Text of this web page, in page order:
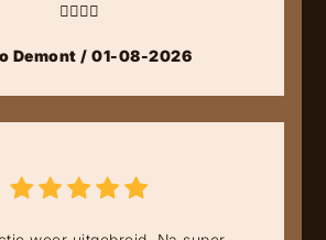
👍🏻👍🏻
Demont / 01-08-2026